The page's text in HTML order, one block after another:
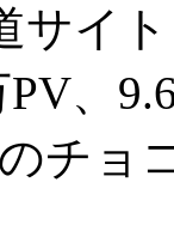
サイ
、
チョ